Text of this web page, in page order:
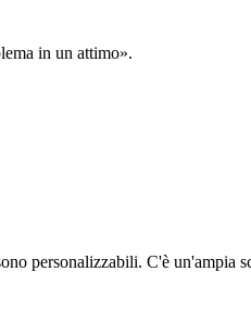
in un attimo».
personalizzabili. C'è un'ampia